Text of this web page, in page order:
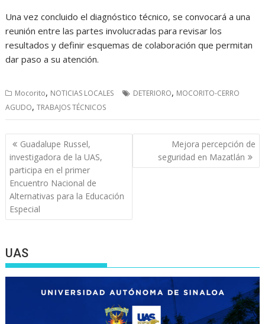
Una vez concluido el diagnóstico técnico, se convocará a una
reunión entre las partes involucradas para revisar los
resultados y definir esquemas de colaboración que permitan
dar paso a su atención.
Mocorito, NOTICIAS LOCALES DETERIORO, MOCORITO-CERRO
AGUDO,TRABAJOS TÉCNICOS
Navegación
de
entradas
Guadalupe Russel,
investigadora de la UAS,
participa en el primer
Encuentro Nacional de
Alternativas para la Educación
Especial
Mejora percepción de
seguridad en Mazatlán
UAS